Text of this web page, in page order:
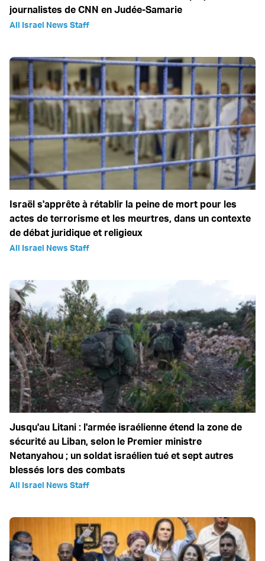
journalistes de CNN en Judée-Samarie
All Israel News Staff
Israël s'apprête à rétablir la peine de mort pour les
actes de terrorisme et les meurtres, dans un contexte
de débat juridique et religieux
All Israel News Staff
Jusqu'au Litani : l'armée israélienne étend la zone de
sécurité au Liban, selon le Premier ministre
Netanyahou ; un soldat israélien tué et sept autres
blessés lors des combats
All Israel News Staff